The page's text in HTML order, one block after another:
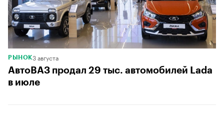
РЫНОК3 августа
АвтоВАЗ продал 29 тыс. автомобилей Lada
в июле